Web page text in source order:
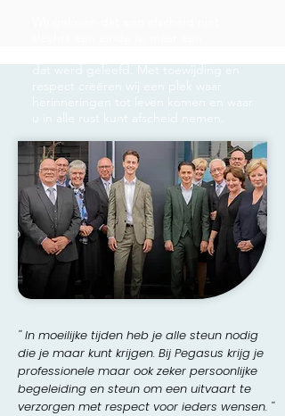
dat werd geleefd. Met toewijding en
respect creëren wij een plek waar
herinneringen tot leven komen en waar
u in alle rust kunt afscheid nemen.
'' In moeilijke tijden heb je alle steun nodig
die je maar kunt krijgen. Bij Pegasus krijg je
professionele maar ook zeker persoonlijke
begeleiding en steun om een uitvaart te
verzorgen met respect voor ieders wensen. ''